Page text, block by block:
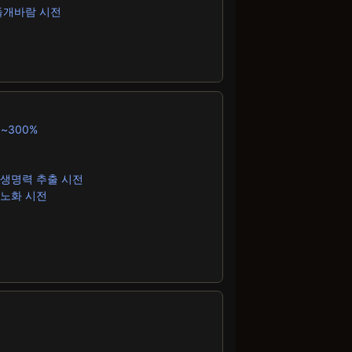
바람 시전
명력 추출 시전
화 시전